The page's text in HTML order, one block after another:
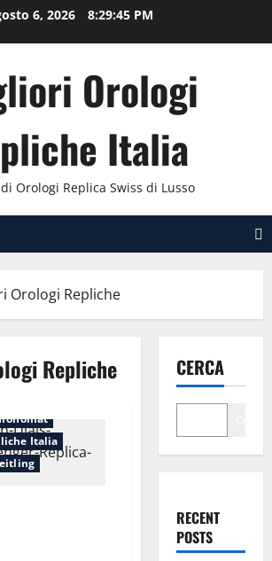
6, 2026 8:29:46 PM
Orologi
Italia
Orologi Replica Swiss di Lusso
Orologi Repliche
Repliche
Italia
CERCA
RECENT
POSTS